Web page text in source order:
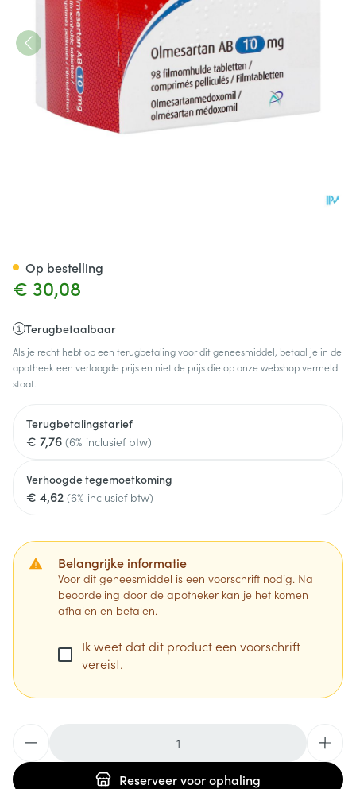
€ 30,08
Terugbetaalbaar
Als je recht hebt op een terugbetaling voor dit geneesmiddel, betaal je in de
apotheek een verlaagde prijs en niet de prijs die op onze webshop vermeld
staat.
Terugbetalingstarief
€ 7,76 (6% inclusief btw)
Verhoogde tegemoetkoming
€ 4,62 (6% inclusief btw)
Belangrijke informatie
Voor dit geneesmiddel is een voorschrift nodig. Na
beoordeling door de apotheker kan je het komen
afhalen en betalen.
Ik weet dat dit product een voorschrift
vereist.
Reserveervoor ophaling
Op bestelling